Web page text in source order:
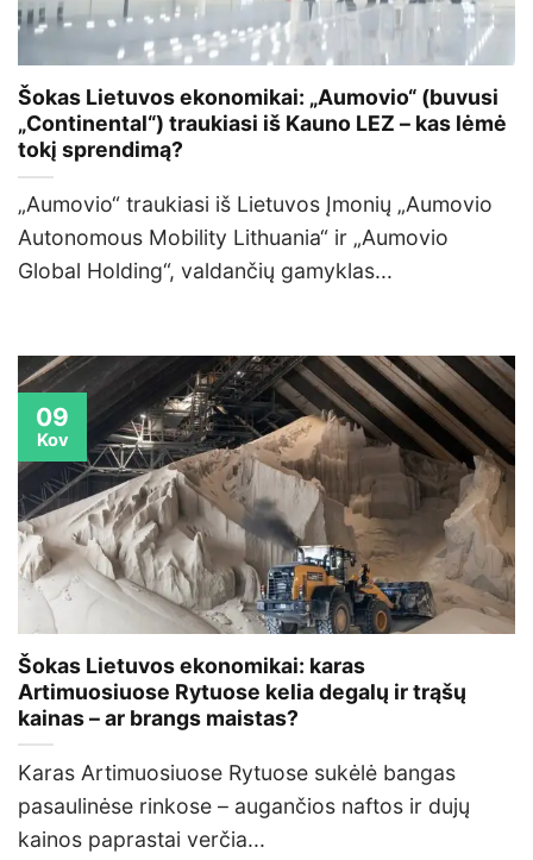
Šokas Lietuvos ekonomikai: „Aumovio“ (buvusi
„Continental“) traukiasi iš Kauno LEZ – kas lėmė
tokį sprendimą?
„Aumovio“ traukiasi iš Lietuvos Įmonių „Aumovio
Autonomous Mobility Lithuania“ ir „Aumovio
Global Holding“, valdančių gamyklas...
Šokas Lietuvos ekonomikai: karas
Artimuosiuose Rytuose kelia degalų ir trąšų
kainas – ar brangs maistas?
Karas Artimuosiuose Rytuose sukėlė bangas
pasaulinėse rinkose – augančios naftos ir dujų
kainos paprastai verčia...
09
Kov